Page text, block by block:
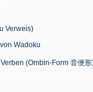
Verweis)
Wadoku
(Ombin-Form 音便形